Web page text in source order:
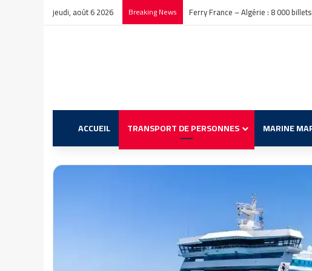
jeudi, août 6 2026 Breaking News Ferry France – Algérie : 8 000
ACCUEIL TRANSPORT DE PERSONNES MARINE